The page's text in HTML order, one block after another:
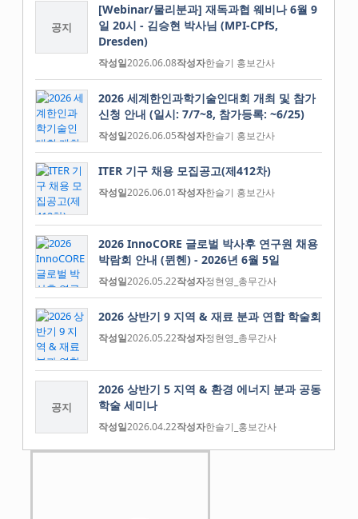
공지
[Webinar/물리분과] 재독과협 웨비나 6월 9
일 20시 - 김승현 박사님 (MPI-CPfS,
Dresden)
작성일2026.06.08작성자한슬기 홍보간사
2026 세계한인과학기술인대회 개최 및 참가
신청 안내 (일시: 7/7~8, 참가등록: ~6/25)
작성일2026.06.05작성자한슬기 홍보간사
ITER 기구 채용 모집공고(제412차)
작성일2026.06.01작성자한슬기 홍보간사
2026 InnoCORE 글로벌 박사후 연구원 채용
박람회 안내 (뮌헨) - 2026년 6월 5일
작성일2026.05.22작성자정현영_총무간사
2026 상반기 9 지역 & 재료 분과 연합 학술회
작성일2026.05.22작성자정현영_총무간사
공지
2026 상반기 5 지역 & 환경 에너지 분과 공동
학술 세미나
작성일2026.04.22작성자한슬기_홍보간사